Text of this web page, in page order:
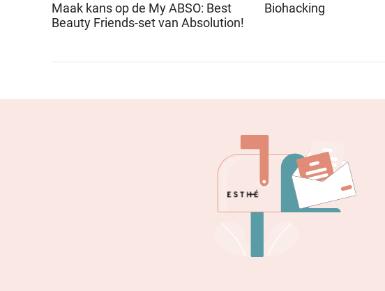
Maak kans op de My ABSO: Best
Beauty Friends-set van Absolution!
Biohacking